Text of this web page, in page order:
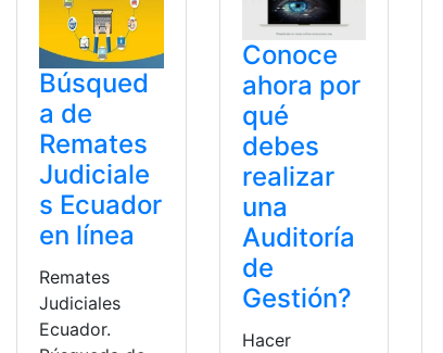
Búsqued
a de
Remates
Judiciale
s Ecuador
en línea
Remates
Judiciales
Ecuador.
Conoce
ahora por
qué
debes
realizar
una
Auditoría
de
Gestión?
Hacer